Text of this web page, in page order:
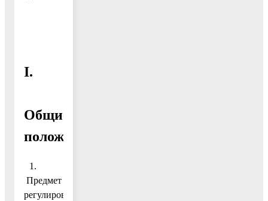
I.
Общие
положения
1.
Предмет
регулирования